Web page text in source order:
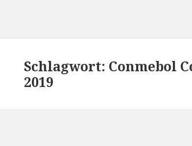
Schlagwort: Conmebol
2019